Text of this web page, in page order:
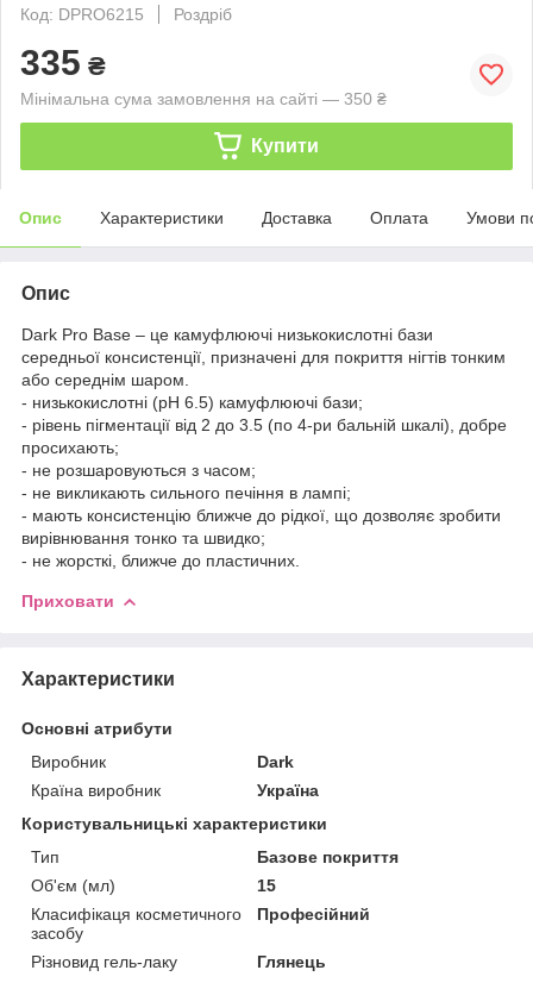
Код: DPRO6215
Роздріб
335 ₴
Мінімальна сума замовлення на сайті — 350 ₴
Купити
Опис Характеристики Доставка Оплата Умови
Опис
Dark Pro Base – це камуфлюючі низькокислотні бази
середньої консистенції, призначені для покриття нігтів тонким
або середнім шаром.
- низькокислотні (pH 6.5) камуфлюючі бази;
- рівень пігментації від 2 до 3.5 (по 4-ри бальній шкалі), добре
просихають;
- не розшаровуються з часом;
- не викликають сильного печіння в лампі;
- мають консистенцію ближче до рідкої, що дозволяє зробити
вирівнювання тонко та швидко;
- не жорсткі, ближче до пластичних.
Приховати
Характеристики
Основні атрибути
Виробник
Dark
Країна виробник
Україна
Користувальницькі характеристики
Тип
Базове покриття
Об'єм (мл)
15
Класифікаця косметичного
засобу
Професійний
Різновид гель-лаку Глянець